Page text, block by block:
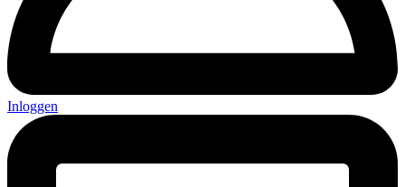
Inloggen